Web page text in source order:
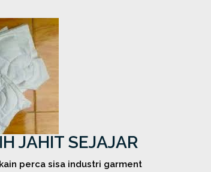
JAHIT SEJAJAR
perca sisa industri garment